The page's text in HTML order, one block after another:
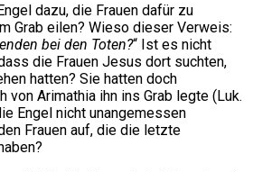
dazu, die Frauen dafür zu
Grab eilen? Wieso dieser Verweis:
bei den Toten?“ Ist es nicht
die Frauen Jesus dort suchten,
hatten? Sie hatten doch
von Arimathia ihn ins Grab legte (Luk.
Engel nicht unangemessen
Frauen auf, die die letzte